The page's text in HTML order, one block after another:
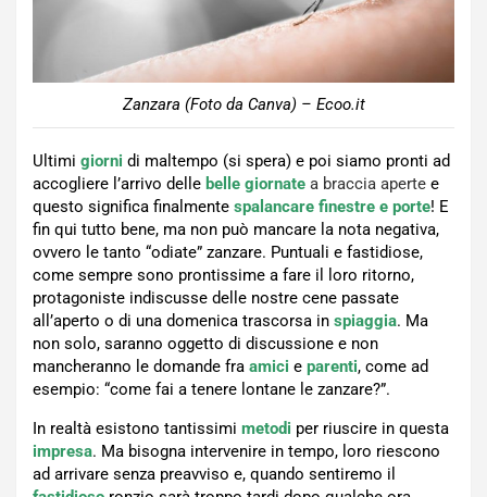
Zanzara (Foto da Canva) – Ecoo.it
Ultimi giorni di maltempo (si spera) e poi siamo pronti ad
accogliere l’arrivo delle belle giornate a braccia aperte e
questo significa finalmente spalancare finestre e porte! E
fin qui tutto bene, ma non può mancare la nota negativa,
ovvero le tanto “odiate” zanzare. Puntuali e fastidiose,
come sempre sono prontissime a fare il loro ritorno,
protagoniste indiscusse delle nostre cene passate
all’aperto o di una domenica trascorsa in spiaggia. Ma
non solo, saranno oggetto di discussione e non
mancheranno le domande fra amici e parenti, come ad
esempio: “come fai a tenere lontane le zanzare?”.
In realtà esistono tantissimi metodi per riuscire in questa
impresa. Ma bisogna intervenire in tempo, loro riescono
ad arrivare senza preavviso e, quando sentiremo il